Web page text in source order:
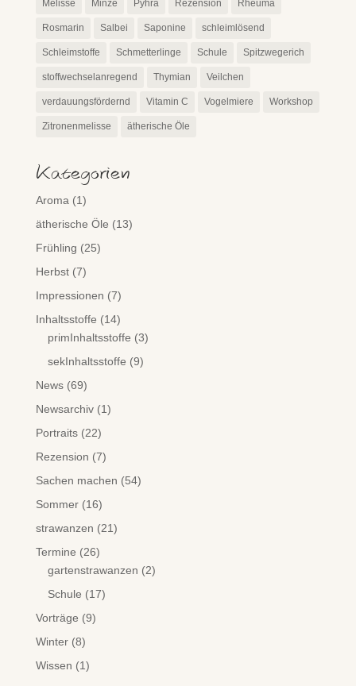
Melisse Minze Pyhra Rezension Rheuma
Rosmarin Salbei Saponine schleimlösend
Schleimstoffe Schmetterlinge Schule Spitzwegerich
stoffwechselanregend Thymian Veilchen
verdauungsfördernd Vitamin C Vogelmiere Workshop
Zitronenmelisse ätherische Öle
Kategorien
Aroma (1)
ätherische Öle (13)
Frühling (25)
Herbst(7)
Impressionen (7)
Inhaltsstoffe (14)
primInhaltsstoffe (3)
sekInhaltsstoffe (9)
News(69)
Newsarchiv(1)
Portraits(22)
Rezension (7)
Sachen machen (54)
Sommer(16)
strawanzen (21)
Termine (26)
gartenstrawanzen (2)
Schule (17)
Vorträge (9)
Winter(8)
Wissen (1)